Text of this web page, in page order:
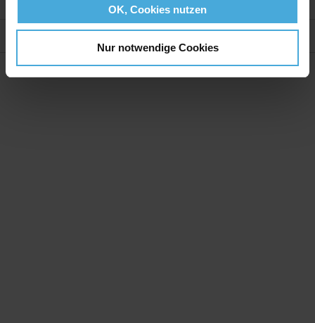
OK, Cookies nutzen
Nur notwendige Cookies
Weitere Informationen
Bewertungen